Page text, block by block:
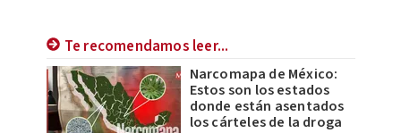
Te recomendamos leer...
Narcomapa de México:
Estos son los estados
donde están asentados
los cárteles de la droga